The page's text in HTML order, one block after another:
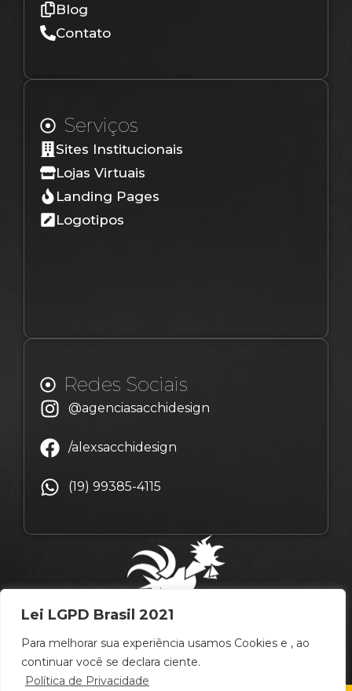
Lei LGPD Brasil 2021
Para melhorar sua experiência usamos Cookies e , ao
continuar você se declara ciente.
Política de Privacidade
Blog
Contato
Serviços
Sites Institucionais
Lojas Virtuais
Landing Pages
Logotipos
Redes Sociais
@agenciasacchidesign
/alexsacchidesign
(19) 99385-4115